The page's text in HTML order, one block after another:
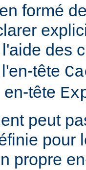
formé
des
tête
tête
peut
pour
propre